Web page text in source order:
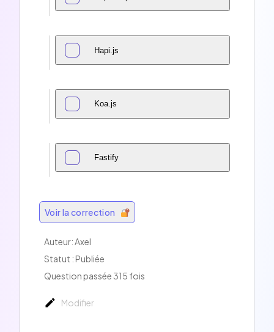
Hapi.js
Koa.js
Fastify
Voir la correction
Auteur:Axel
Statut : Publiée
Question passée 315 fois
Modifier